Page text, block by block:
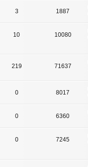
3 1887
10 10080
219 71637
0 8017
0 6360
0 7245